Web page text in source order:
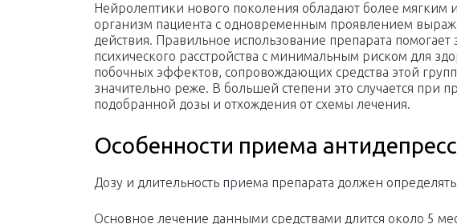
Нейролептики нового поколения обладают более мягким
организм пациента с одновременным проявлением
действия. Правильное использование препарата
психического расстройства с минимальным риском для
побочных эффектов, сопровождающих средства этой
значительно реже. В большей степени это случается при
подобранной дозы и отхождения от схемы лечения.
Особенности приема
Дозу и длительность приема препарата должен
Основное лечение данными средствами длится около 5